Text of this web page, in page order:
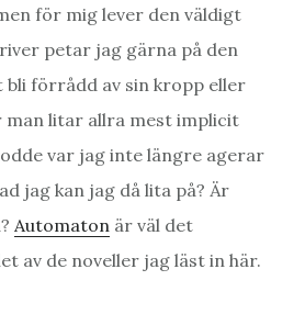
för mig lever den väldigt
petar jag gärna på den
bli förrådd av sin kropp eller
man litar allra mest implicit
var jag inte längre agerar
jag kan jag då lita på? Är
Automaton är väl det
av de noveller jag läst in här.